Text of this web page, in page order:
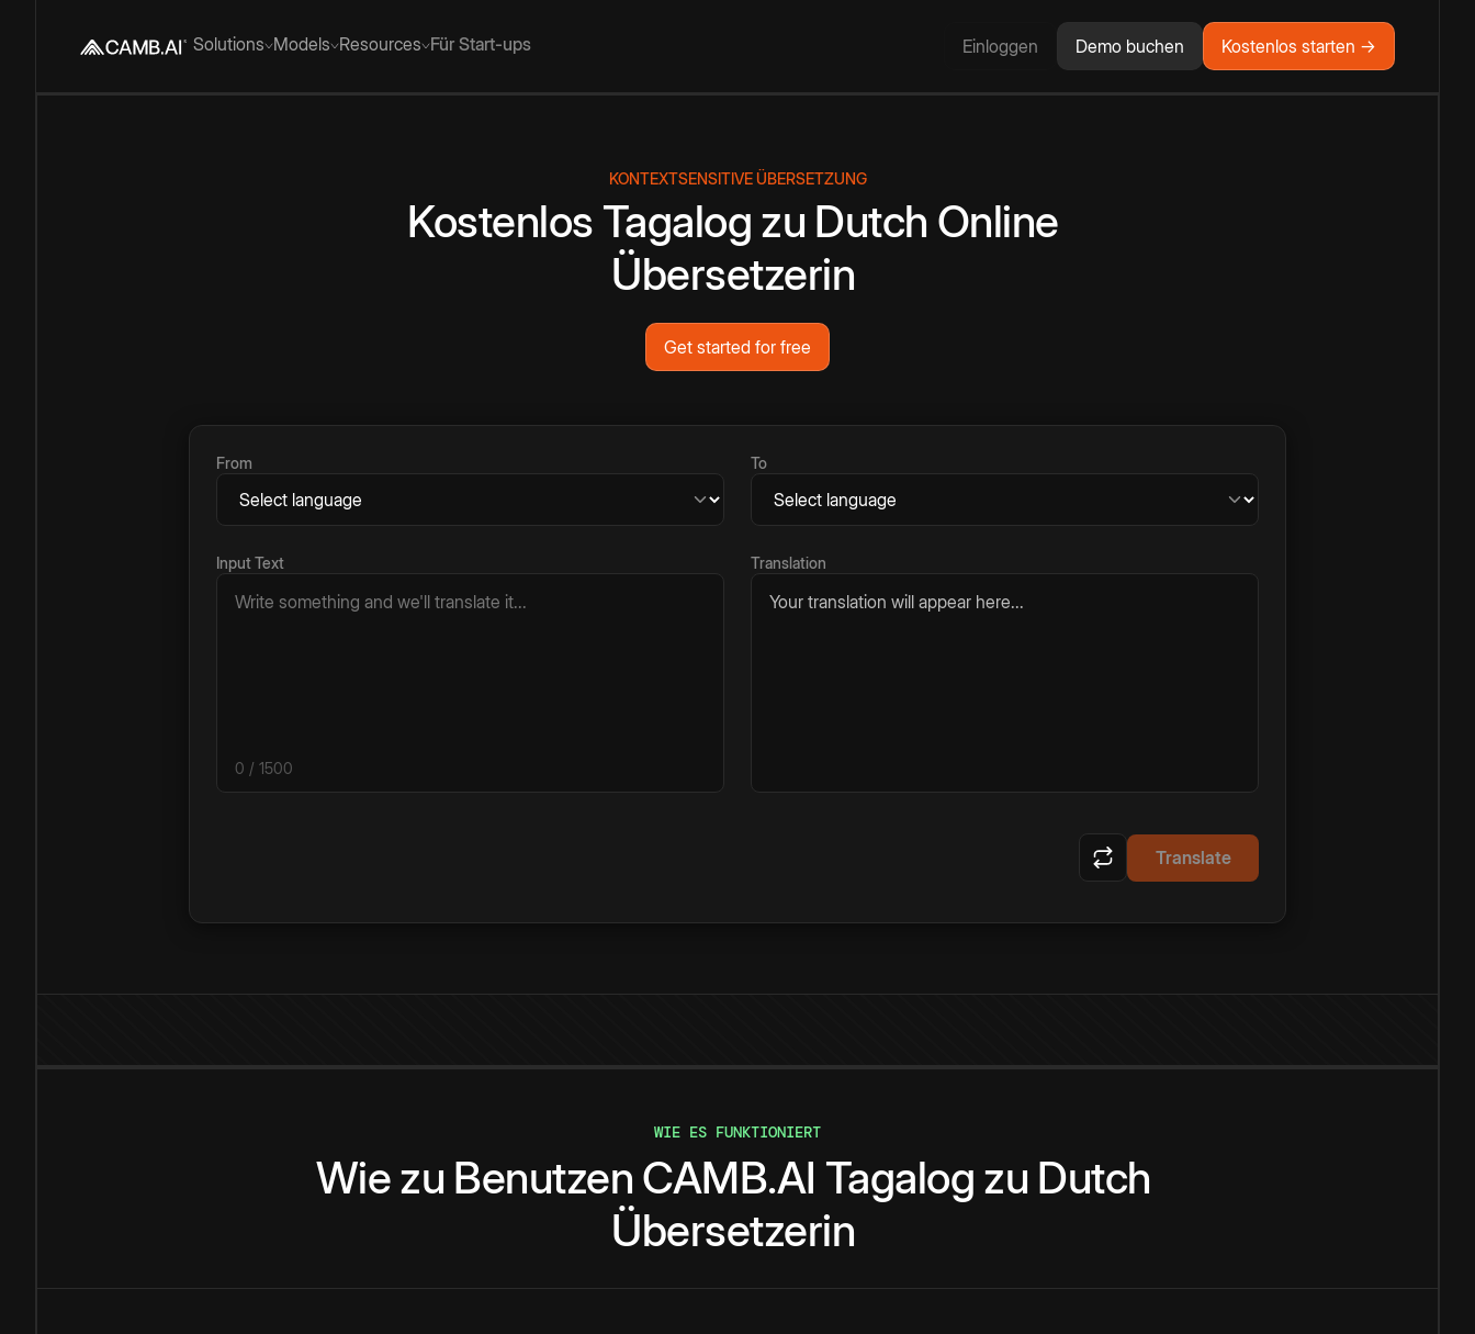
Solutions Models Resources Für Start-ups Einloggen Demo buchen Kostenlos starten →
KONTEXTSENSITIVE ÜBERSETZUNG
Kostenlos Tagalog zu Dutch Online
Übersetzerin
Get started for free
From To
Input Text
0 / 1500
Translation
Your translation will appear here...
Translate
WIE ES FUNKTIONIERT
Wiezu Benutzen CAMB.AI Tagalog zu Dutch
Übersetzerin